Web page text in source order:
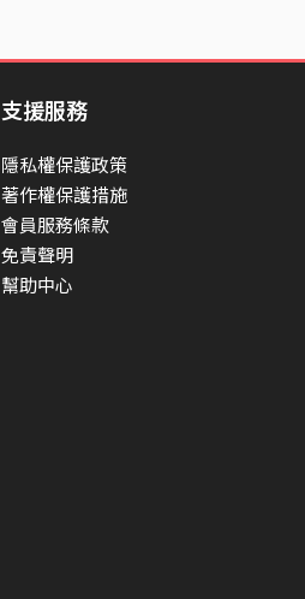
支援服務
隱私權保護政策
著作權保護措施
會員服務條款
免責聲明
幫助中心